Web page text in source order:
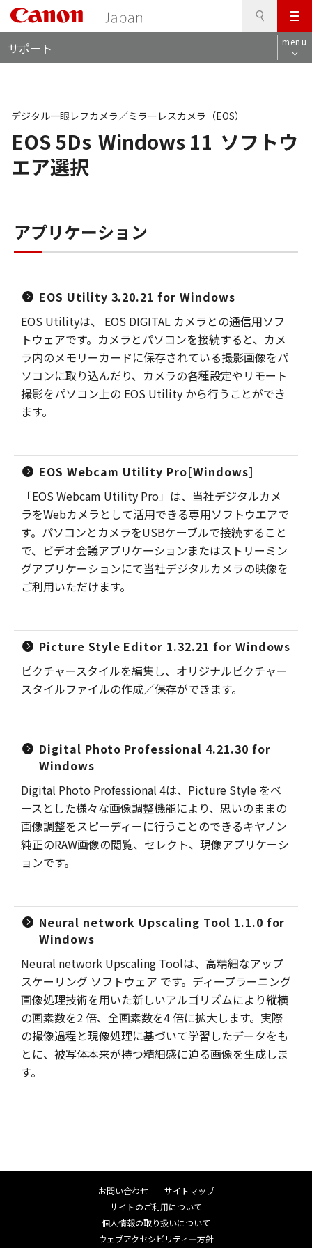
メ
ニ
ュ
サポート menu
EOS 5Ds Windows 11 ソフトウ
エア選択
デジタル一眼レフカメラ／ミラーレスカメラ（EOS）
アプリケーション
EOS Utility 3.20.21 for Windows
EOS Utilityは、 EOS DIGITAL カメラとの通信用ソフ
トウェアです。カメラとパソコンを接続すると、カメ
ラ内のメモリーカードに保存されている撮影画像をパ
ソコンに取り込んだり、カメラの各種設定やリモート
撮影をパソコン上の EOS Utility から行うことができ
ます。
EOS Webcam Utility Pro[Windows]
「EOS Webcam Utility Pro」は、当社デジタルカメ
ラをWebカメラとして活用できる専用ソフトウエアで
す。パソコンとカメラをUSBケーブルで接続すること
で、ビデオ会議アプリケーションまたはストリーミン
グアプリケーションにて当社デジタルカメラの映像を
ご利用いただけます。
Picture Style Editor 1.32.21 for Windows
ピクチャースタイルを編集し、オリジナルピクチャー
スタイルファイルの作成／保存ができます。
Digital Photo Professional 4.21.30 for
Windows
Digital Photo Professional 4は、Picture Style をベ
ースとした様々な画像調整機能により、思いのままの
画像調整をスピーディーに行うことのできるキヤノン
純正のRAW画像の閲覧、セレクト、現像アプリケーシ
ョンです。
Neural network Upscaling Tool 1.1.0 for
Windows
Neural network Upscaling Toolは、高精細なアップ
スケーリング ソフトウェア です。ディープラーニング
画像処理技術を用いた新しいアルゴリズムにより縦横
の画素数を2 倍、全画素数を4 倍に拡大します。実際
の撮像過程と現像処理に基づいて学習したデータをも
とに、被写体本来が持つ精細感に迫る画像を生成しま
す。
お問い合わせ
サイトマップ
サイトのご利用について
個人情報の取り扱いについて
ウェブアクセシビリティ―方針